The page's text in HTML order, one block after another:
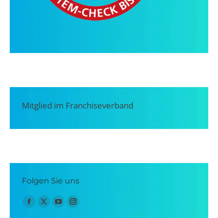
Mitglied im Franchiseverband
Folgen Sie uns
Finden Sie uns auf:
Facebook
X
YouTubeInstagram